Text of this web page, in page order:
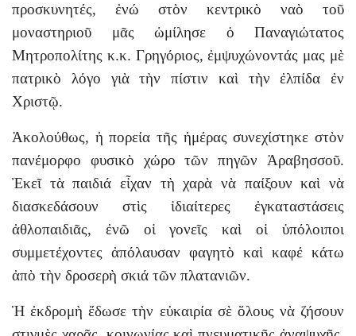
προσκυνητές, ἐνώ στὸν κεντρικὸ ναὸ τοῦ
μοναστηριοῦ μᾶς ὡμίλησε ὁ Παναγιώτατος
Μητροπολίτης κ.κ. Γρηγόριος, ἐμψυχώνοντάς μας μὲ
πατρικὸ λόγο γιὰ τὴν πίστιν καὶ τὴν ἐλπίδα ἐν
Χριστῷ.
Ἀκολούθως, ἡ πορεία τῆς ἡμέρας συνεχίστηκε στὸν
πανέμορφο φυσικὸ χώρο τῶν πηγῶν Ἀραβησσοῦ.
Ἐκεῖ τὰ παιδιά εἶχαν τὴ χαρὰ νὰ παίξουν καὶ νὰ
διασκεδάσουν στὶς ἰδιαίτερες ἐγκαταστάσεις
ἀθλοπαιδιᾶς, ἐνῶ οἱ γονεῖς καὶ οἱ ὑπόλοιποι
συμμετέχοντες ἀπόλαυσαν φαγητὸ καὶ καφέ κάτω
ἀπὸ τὴν δροσερὴ σκιά τῶν πλατανιῶν.
Ἡ ἐκδρομὴ ἔδωσε τὴν εὐκαιρία σὲ ὅλους νὰ ζήσουν